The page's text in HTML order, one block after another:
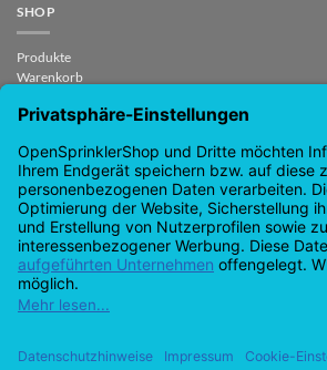
SHOP
Produkte
Warenkorb
Mein Konto
KONTAKT
support@opensprinklershop.de
07254-4045434
Kontaktseite
Help Desk
Cookie-Einstellungen